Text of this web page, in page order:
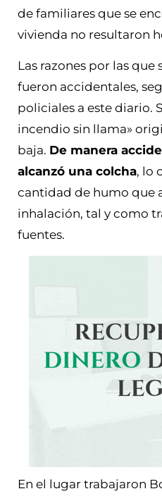
de familiares que se
vivienda no resultaron
Las razones por las
fueron accidentales,
policiales a este diario.
incendio sin llama»
baja. De manera
alcanzó una colcha, lo
cantidad de humo que
inhalación, tal y como
fuentes.
En el lugar trabajaron